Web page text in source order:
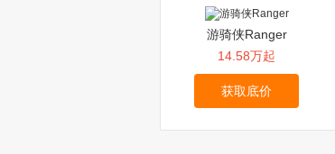
游骑侠Ranger
14.58万起
获取底价